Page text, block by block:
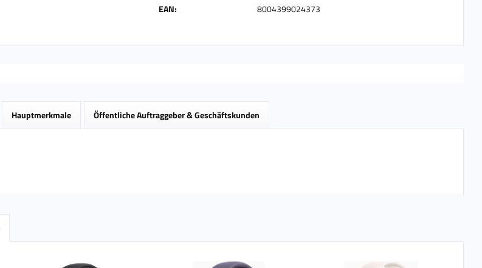
EAN:
8004399024373
Hauptmerkmale Öffentliche Auftraggeber & Geschäftskunden